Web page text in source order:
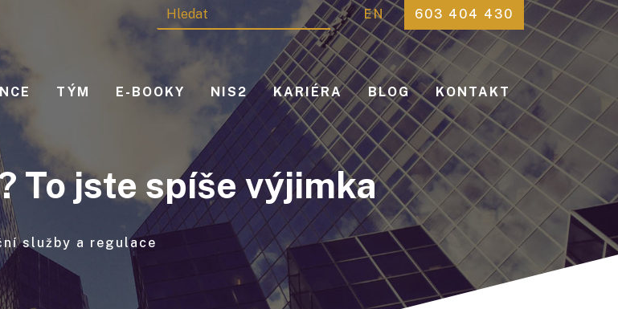
EN 603 404 430
TÝM E-BOOKY NIS2 KARIÉRA BLOG KONTAKT
To jste spíše výjimka
služby a regulace